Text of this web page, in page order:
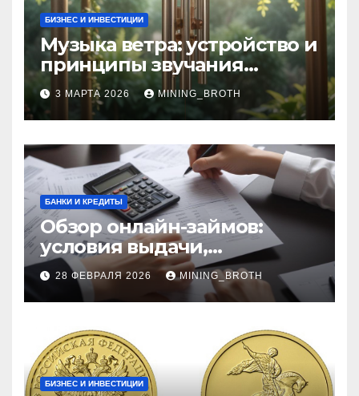
БИЗНЕС И ИНВЕСТИЦИИ
Музыка ветра: устройство и
принципы звучания
колокольчиков
3 МАРТА 2026 MINING_BROTH
БАНКИ И КРЕДИТЫ
Обзор онлайн-займов:
условия выдачи,
процентные ставки и
требования к заемщикам
28 ФЕВРАЛЯ 2026 MINING_BROTH
БИЗНЕС И ИНВЕСТИЦИИ